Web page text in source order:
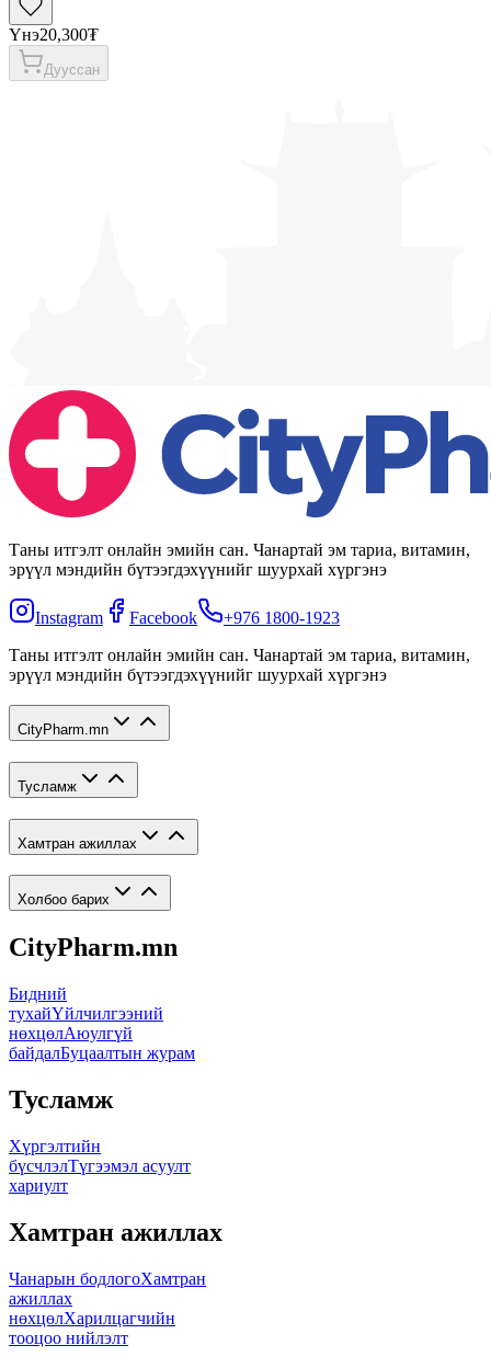
Үнэ20,300₮
Дууссан
Таны итгэлт онлайн эмийн сан. Чанартай эм тариа, витамин,
эрүүл мэндийн бүтээгдэхүүнийг шуурхай хүргэнэ
Instagram Facebook
+976 1800-1923
Таны итгэлт онлайн эмийн сан. Чанартай эм тариа, витамин,
эрүүл мэндийн бүтээгдэхүүнийг шуурхай хүргэнэ
CityPharm.mn
Тусламж
Хамтран ажиллах
Холбоо барих
CityPharm.mn
Бидний
тухайҮйлчилгээний
нөхцөлАюулгүй
байдалБуцаалтын журам
Тусламж
Хүргэлтийн
бүсчлэлТүгээмэл асуулт
хариулт
Хамтран ажиллах
Чанарын бодлогоХамтран
ажиллах
нөхцөлХарилцагчийн
тооцоо нийлэлт